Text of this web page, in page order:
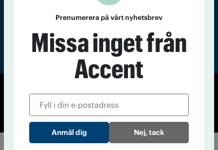
© Tidningen Accent 2026
Cookiepolicy
Personuppgiftspolicy
Prenumerera på vårt nyhetsbrev
Missa inget från
Accent
Nej, tack